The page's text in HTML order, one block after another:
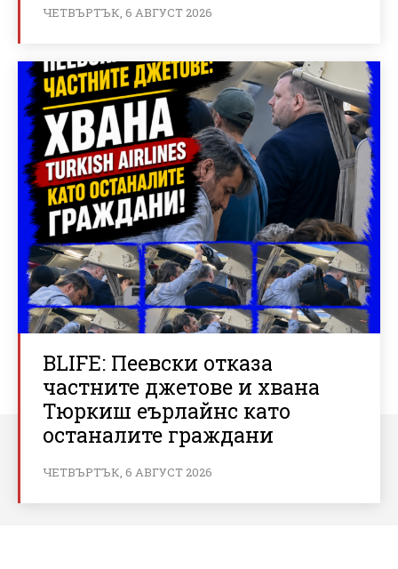
ЧЕТВЪРТЪК, 6 АВГУСТ 2026
BLIFE: Пеевски отказа
частните джетове и хвана
Тюркиш еърлайнс като
останалите граждани
ЧЕТВЪРТЪК, 6 АВГУСТ 2026